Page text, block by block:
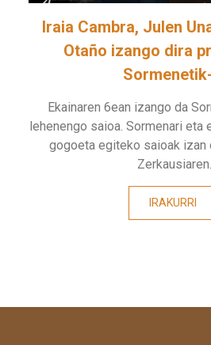
Iraia Cambra, Julen
Otaño izango dira
Ekainaren 6ean izango da
lehenengo saioa. Sormenari eta
gogoeta egiteko saioak izan
Zerkausiaren...
IRAKURRI